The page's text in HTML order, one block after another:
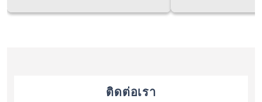
ทั่วไป (Standard chuck) ที่มีใช้ใน
เป็นกลไกที่แตกต่างไป
ติดต่อเรา